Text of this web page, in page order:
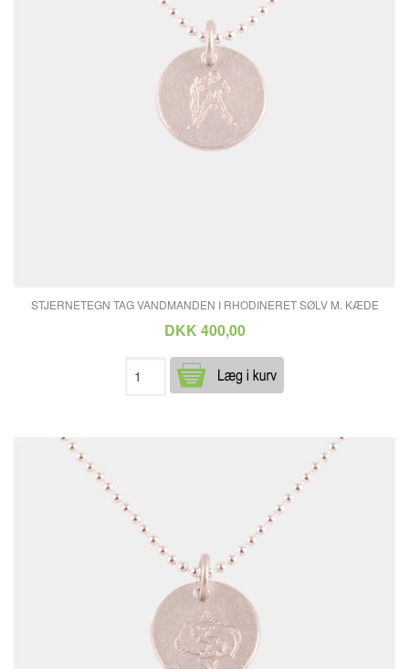
STJERNETEGN TAG VANDMANDEN I RHODINERET SØLV M. KÆDE
DKK 400,00